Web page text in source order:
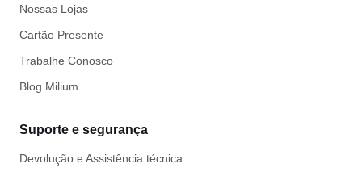
Nossas Lojas
Cartão Presente
Trabalhe Conosco
Blog Milium
Suporte e segurança
Devolução e Assistência técnica